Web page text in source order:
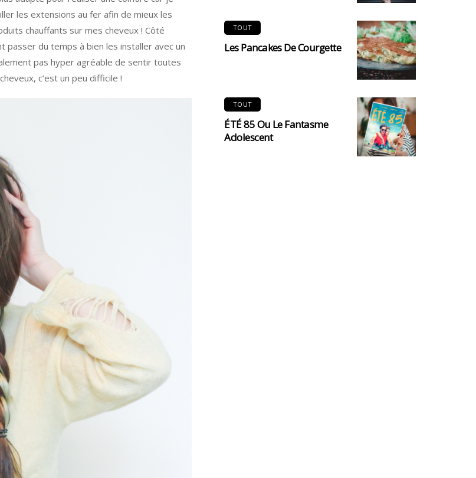
les extensions au fer afin de mieux les
chauffants sur mes cheveux ! Côté
passer du temps à bien les installer avec un
pas hyper agréable de sentir toutes
c’est un peu difficile !
TOUT
Les Pancakes De Courgette
TOUT
ÉTÉ 85 Ou Le Fantasme
Adolescent